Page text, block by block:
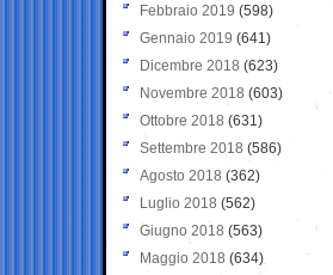
Febbraio 2019 (598)
Gennaio 2019 (641)
Dicembre 2018 (623)
Novembre 2018 (603)
Ottobre 2018 (631)
Settembre 2018 (586)
Agosto 2018 (362)
Luglio 2018 (562)
Giugno 2018 (563)
Maggio 2018 (634)